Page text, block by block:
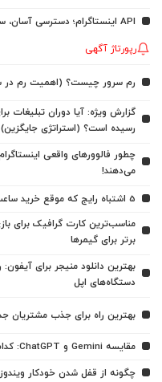
API اینستاگرام؛ دسترسی آسان، سریع و بدون محدودیت به اطلاعات اینستاگرام
رپورتاژ آگهی
رم سرور چیست؟ (اهمیت رم در
گزارش ویژه: آیا دوران
رسیده است؟ (استراتژی جایگزین)
چطور فالوورهای واقعی
می‌دهند!
5 اشتباه رایج که موقع خرید ساعت هوشمند طرح اپل واچ نباید انجام بدید!
برتر برای گیمرها
بهترین دانلود منیجر برای
دستگاه‌های اپل
بهترین راه برای جذب مشتریان
مقایسه Gemini و ChatGPT: کدام یک بهتر است؟
چگونه از قفل شدن خودکار ویندوز 11 یا ویندوز 10 جلوگیری کنیم؟